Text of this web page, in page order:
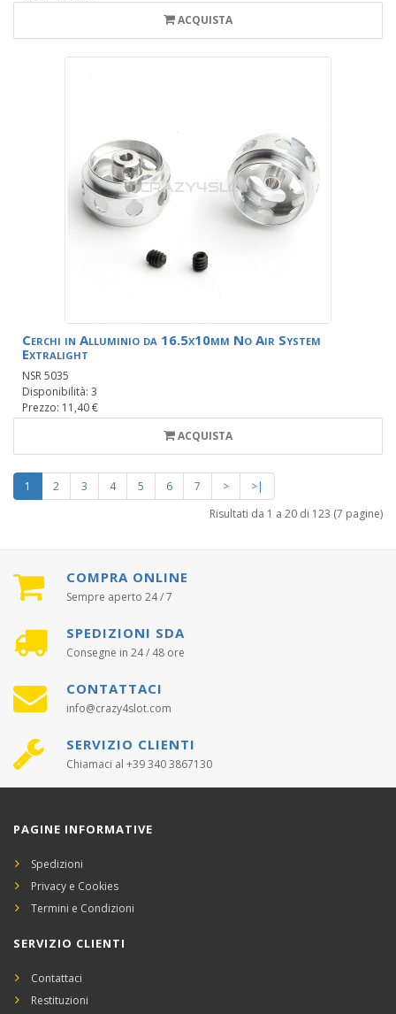
ACQUISTA
Cerchi in Alluminio da 16.5x10mm No Air System
Extralight
NSR 5035
Disponibilità: 3
Prezzo: 11,40 €
ACQUISTA
1 2 3 4 5 6 7 >
>|
Risultati da 1 a 20 di 123 (7 pagine)
COMPRA ONLINE
Sempre aperto 24 / 7
SPEDIZIONI SDA
Consegne in 24 / 48 ore
CONTATTACI
info@crazy4slot.com
SERVIZIO CLIENTI
Chiamaci al +39 340 3867130
PAGINE INFORMATIVE
Spedizioni
Privacy e Cookies
Termini e Condizioni
SERVIZIO CLIENTI
Contattaci
Restituzioni